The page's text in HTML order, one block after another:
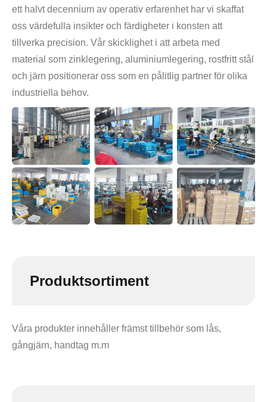
ett halvt decennium av operativ erfarenhet har vi skaffat
oss värdefulla insikter och färdigheter i konsten att
tillverka precision. Vår skicklighet i att arbeta med
material som zinklegering, aluminiumlegering, rostfritt stål
och järn positionerar oss som en pålitlig partner för olika
industriella behov.
Produktsortiment
Våra produkter innehåller främst tillbehör som lås,
gångjärn, handtag m.m